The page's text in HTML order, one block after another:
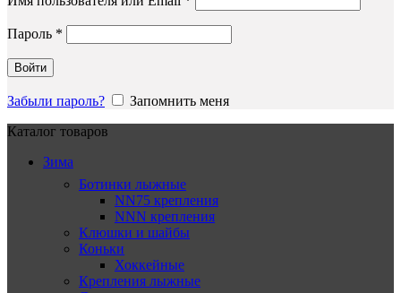
Пароль *
Войти
Забыли пароль?
Запомнить меня
Каталог товаров
Зима
Ботинки лыжные
NN75 крепления
NNN крепления
Клюшки и шайбы
Коньки
Хоккейные
Крепления лыжные